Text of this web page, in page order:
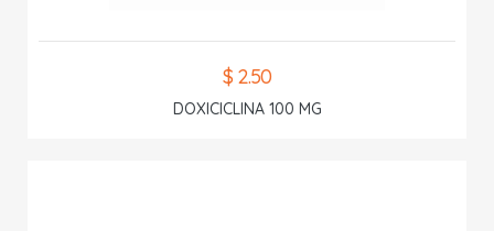
$ 2.50
DOXICICLINA 100 MG